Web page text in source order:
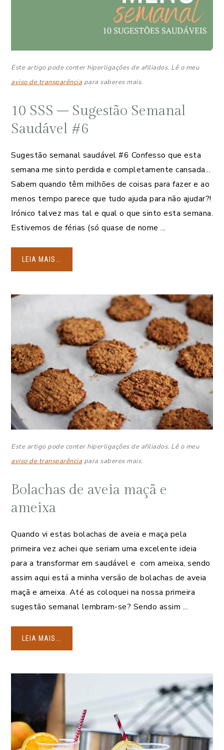
Este artigo pode conter hiperligações de afiliados. Lê o meu
aviso de transparência para saberes mais.
10 SSS – Sugestão Semanal
Saudável #6
Sugestão semanal saudável #6 Confesso que esta
semana me sinto perdida e completamente cansada...
Sabem quando têm milhões de coisas para fazer e ao
menos tempo parece que tudo ajuda para não ajudar?!
Irónico talvez mas tal e qual o que sinto esta semana.
Estivemos de férias (só quase de nome ...
LEIA MAIS...
Este artigo pode conter hiperligações de afiliados. Lê o meu
aviso de transparência para saberes mais.
Bolachas de aveia maçã e
ameixa
Quando vi estas bolachas de aveia e maça pela
primeira vez achei que seriam uma excelente ideia
para a transformar em saudável e com ameixa, sendo
assim aqui está a minha versão de bolachas de aveia
maçã e ameixa. Até as coloquei na nossa primeira
sugestão semanal lembram-se? Sendo assim ...
LEIA MAIS...